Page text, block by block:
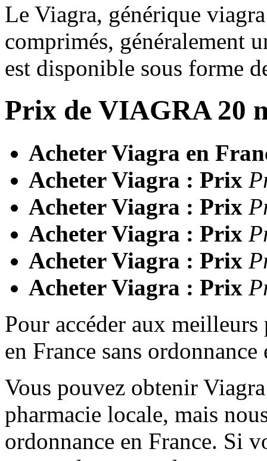
Le Viagra, générique
comprimés, généralement
est disponible sous forme
Prix de VIAGRA 20
Acheter Viagra en
Acheter Viagra : Prix
Acheter Viagra : Prix
Acheter Viagra : Prix
Acheter Viagra : Prix
Acheter Viagra : Prix
Pour accéder aux
en France sans
Vous pouvez obtenir
pharmacie locale, mais
ordonnance en France. Si